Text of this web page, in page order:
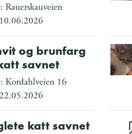
Rauerskauveien
og brunfarg
savnet
Kordahlveien 16
katt savnet